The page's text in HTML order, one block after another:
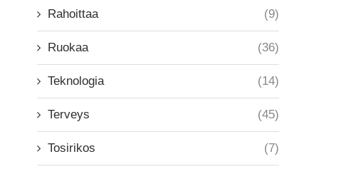
Rahoittaa (9)
Ruokaa (36)
Teknologia (14)
Terveys (45)
Tosirikos (7)